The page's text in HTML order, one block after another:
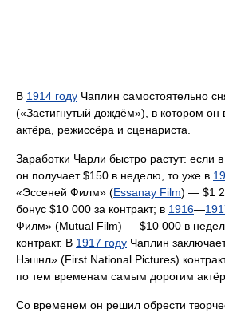
В 1914 году Чаплин самостоятельно
(«Застигнутый дождём»), в котором он
актёра, режиссёра и сценариста.
Заработки Чарли быстро растут: если в
он получает $150 в неделю, то уже в
«Эссеней Филм» (Essanay Film) — $1
бонус $10 000 за контракт; в 1916—
Филм» (Mutual Film) — $10 000 в
контракт. В 1917 году Чаплин
Нэшнл» (First National Pictures)
по тем временам самым дорогим
Со временем он решил обрести